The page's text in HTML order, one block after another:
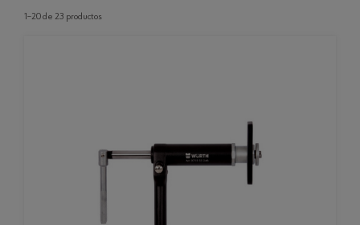
1–20 de 23 productos